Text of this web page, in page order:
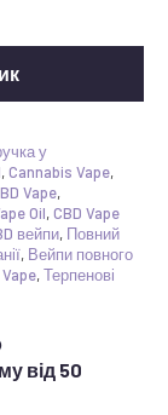
у
,Cannabis Vape,
Vape,
Oil,CBD Vape
вейпи, Повний
, Вейпи повного
,Терпенові
від 50